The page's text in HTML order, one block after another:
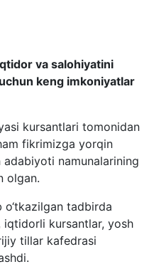
va salohiyatini
keng imkoniyatlar
kursantlari tomonidan
fikrimizga yorqin
adabiyoti namunalarining
olgan.
tadbirda
kursantlar, yosh
tillar kafedrasi